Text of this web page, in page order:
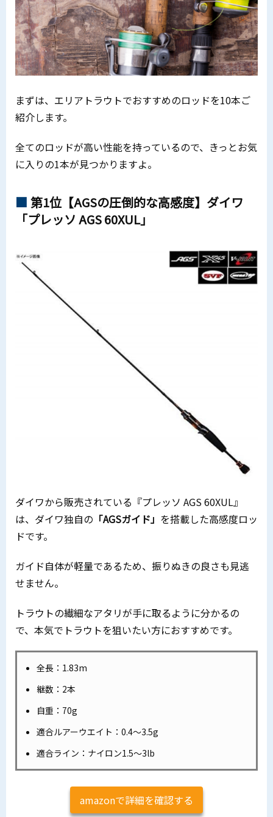
まずは、エリアトラウトでおすすめのロッドを10本ご
紹介します。
全てのロッドが高い性能を持っているので、きっとお気
に入りの1本が見つかりますよ。
第1位【AGSの圧倒的な高感度】ダイワ
「プレッソ AGS 60XUL」
ダイワから販売されている『プレッソ AGS 60XUL』
は、ダイワ独自の 「AGSガイド」 を搭載した高感度ロッ
ドです。
ガイド自体が軽量であるため、振りぬきの良さも見逃
せません。
トラウトの繊細なアタリが手に取るように分かるの
で、本気でトラウトを狙いたい方におすすめです。
全長：1.83m
継数：2本
自重：70g
適合ルアーウエイト：0.4～3.5g
適合ライン：ナイロン1.5～3lb
amazonで詳細を確認する